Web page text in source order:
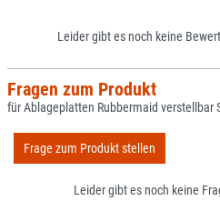
Leider gibt es noch keine
Fragen zum Produkt
für Ablageplatten Rubbermaid verstellbar
Frage zum Produkt stellen
Leider gibt es noch keine